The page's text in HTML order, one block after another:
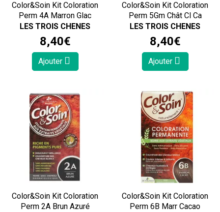
Color&Soin Kit Coloration
Perm 4A Marron Glac
LES TROIS CHENES
8,40€
Ajouter
Color&Soin Kit Coloration
Perm 5Gm Chât Cl Ca
LES TROIS CHENES
8,40€
Ajouter
Color&Soin Kit Coloration
Perm 2A Brun Azuré
Color&Soin Kit Coloration
Perm 6B Marr Cacao